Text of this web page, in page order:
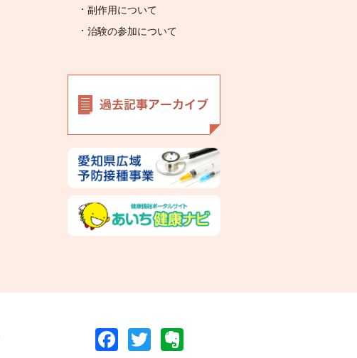
副作用について
治験の参加について
F
T